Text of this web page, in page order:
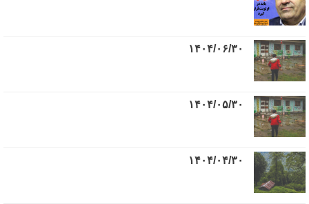
۱۴۰۴/۰۶/۳۰
۱۴۰۴/۰۵/۳۰
۱۴۰۴/۰۴/۳۰